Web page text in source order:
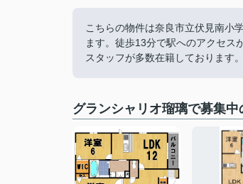
こちらの物件は奈良市立伏見南小
ます。徒歩13分で駅へのアクセス
スタッフが多数在籍しております
グランシャリオ瑠璃で募集中